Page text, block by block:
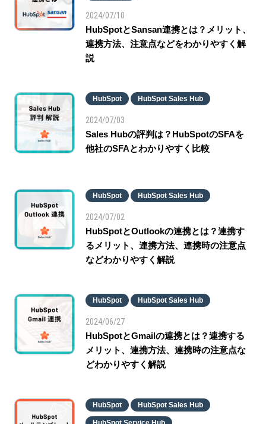
2024/07/10
HubSpotとSansan連携とは？メリット、
連携方法、注意点などをわかりやすく解
説
HubSpot HubSpot Sales Hub
2024/07/03
Sales Hubの評判は？HubSpotのSFAを
他社のSFAとわかりやすく比較
HubSpot HubSpot Sales Hub
2024/07/02
HubSpotとOutlookの連携とは？連携す
るメリット、連携方法、連携時の注意点
などわかりやすく解説
HubSpot HubSpot Sales Hub
2024/06/27
HubSpotとGmailの連携とは？連携する
メリット、連携方法、連携時の注意点な
どわかりやすく解説
HubSpot HubSpot Sales Hub